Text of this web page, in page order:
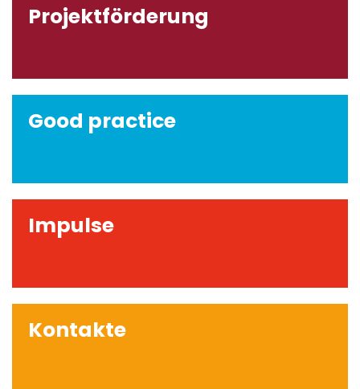
Projektförderung
Good practice
Impulse
Kontakte